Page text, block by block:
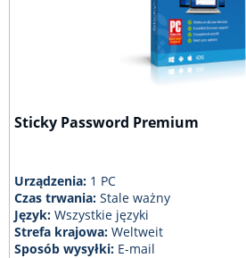
Sticky Password Premium
Urządzenia: 1 PC
Czas trwania:Stale ważny
Język:Wszystkie języki
Strefa krajowa:Weltweit
Sposób wysyłki: E-mail